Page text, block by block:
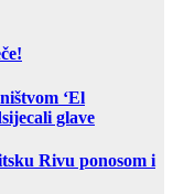
‘El
glave
Rivu ponosom i